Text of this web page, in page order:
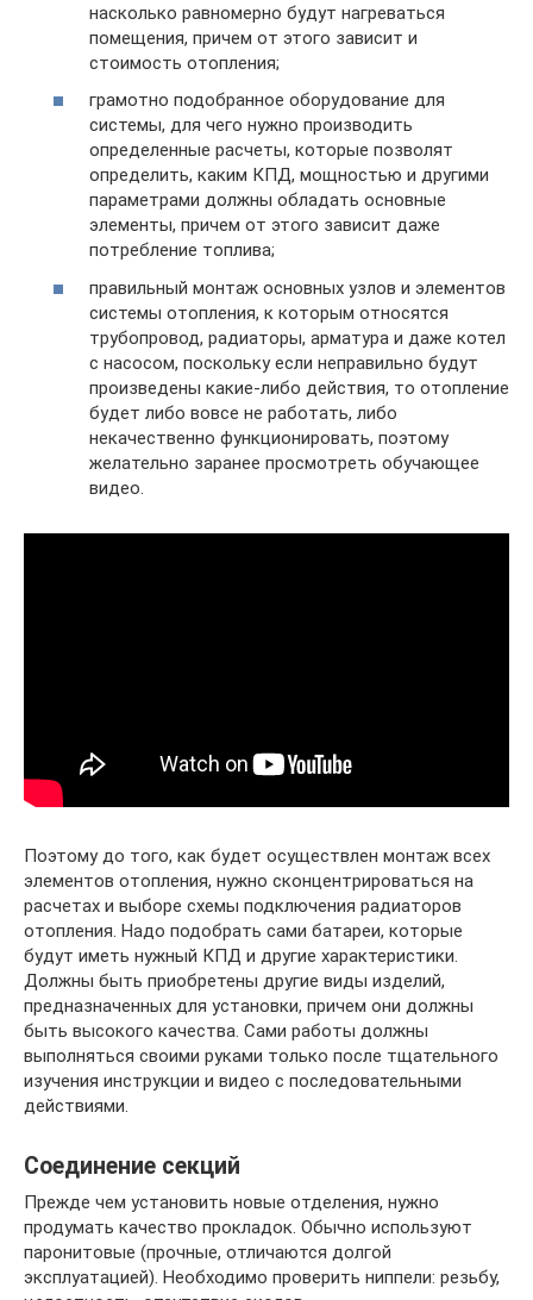
насколько равномерно будут нагреваться
помещения, причем от этого зависит и
стоимость отопления;
грамотно подобранное оборудование для
системы, для чего нужно производить
определенные расчеты, которые позволят
определить, каким КПД, мощностью и другими
параметрами должны обладать основные
элементы, причем от этого зависит даже
потребление топлива;
правильный монтаж основных узлов и элементов
системы отопления, к которым относятся
трубопровод, радиаторы, арматура и даже котел
с насосом, поскольку если неправильно будут
произведены какие-либо действия, то отопление
будет либо вовсе не работать, либо
некачественно функционировать, поэтому
желательно заранее просмотреть обучающее
видео.
Поэтому до того, как будет осуществлен монтаж всех
элементов отопления, нужно сконцентрироваться на
расчетах и выборе схемы подключения радиаторов
отопления. Надо подобрать сами батареи, которые
будут иметь нужный КПД и другие характеристики.
Должны быть приобретены другие виды изделий,
предназначенных для установки, причем они должны
быть высокого качества. Сами работы должны
выполняться своими руками только после тщательного
изучения инструкции и видео с последовательными
действиями.
Соединение секций
Прежде чем установить новые отделения, нужно
продумать качество прокладок. Обычно используют
паронитовые (прочные, отличаются долгой
эксплуатацией). Необходимо проверить ниппели: резьбу,